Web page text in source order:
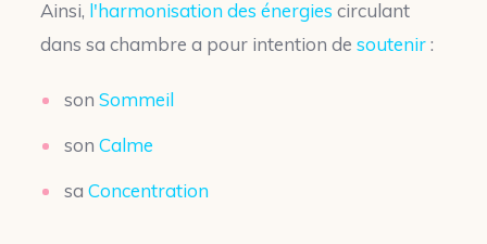
Ainsi, l'harmonisation des énergies circulant
dans sa chambre a pour intention desoutenir:
sonSommeil
sonCalme
saConcentration